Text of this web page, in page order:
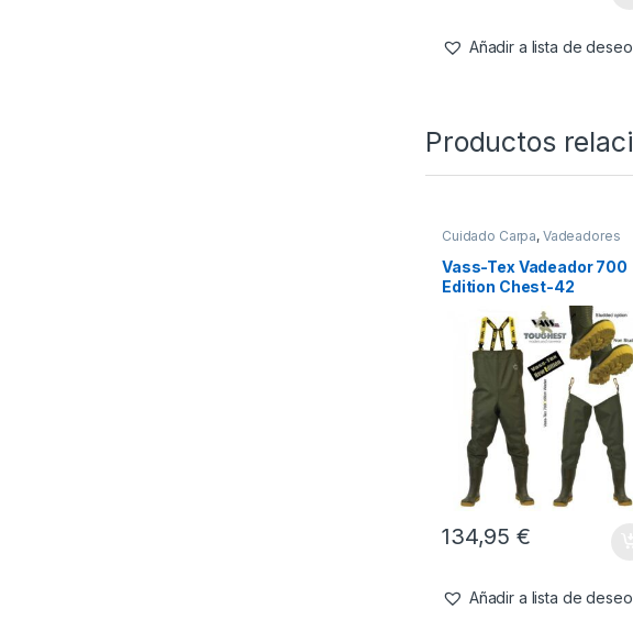
Añadir a lista de
Productos
Cuidado Carpa, Vadeadores
Vass-Tex Vadeador 700
Edition Chest-42
134,95€
Añadir a lista de